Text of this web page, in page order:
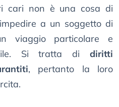
cari non è una cosa di
a un soggetto di
viaggio particolare e
Si tratta di diritti
, pertanto la loro